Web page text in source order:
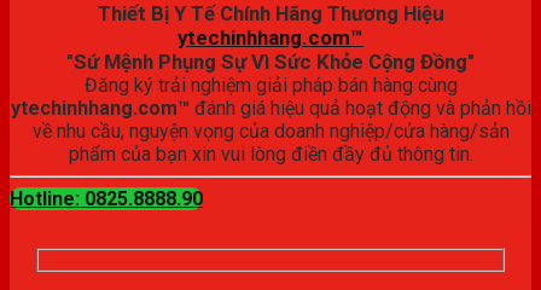
Thiết Bị Y Tế Chính Hãng Thương Hiệu
ytechinhhang.com™
"Sứ Mệnh Phụng Sự Vì Sức Khỏe Cộng Đồng"
Đăng ký trải nghiệm giải pháp bán hàng cùng
ytechinhhang.com™ đánh giá hiệu quả hoạt động và phản hồi
về nhu cầu, nguyện vọng của doanh nghiệp/cửa hàng/sản
phẩm của bạn xin vui lòng điền đầy đủ thông tin.
Hotline: 0825.8888.90